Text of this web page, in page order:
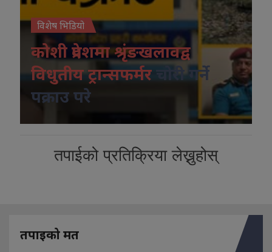
विशेष भिडियो
कोशी प्रदेशमा श्रृंङखलावद्व
विधुतीय ट्रान्सफर्मर
चोरी गर्ने
पक्राउ परे
तपाईको प्रतिक्रिया लेख्नुहोस्
तपाइको मत